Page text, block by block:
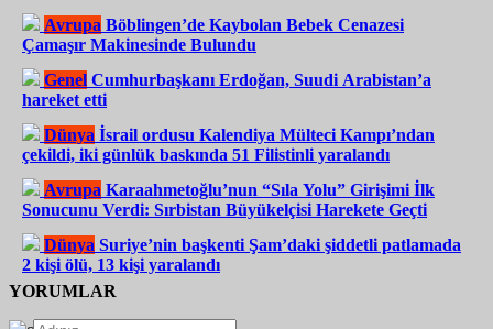
Avrupa Böblingen’de Kaybolan Bebek Cenazesi
Çamaşır Makinesinde Bulundu
Genel Cumhurbaşkanı Erdoğan, Suudi Arabistan’a
hareket etti
Dünya İsrail ordusu Kalendiya Mülteci Kampı’ndan
çekildi, iki günlük baskında 51 Filistinli yaralandı
Avrupa Karaahmetoğlu’nun “Sıla Yolu” Girişimi İlk
Sonucunu Verdi: Sırbistan Büyükelçisi Harekete Geçti
Dünya Suriye’nin başkenti Şam’daki şiddetli patlamada
2 kişi ölü, 13 kişi yaralandı
YORUMLAR